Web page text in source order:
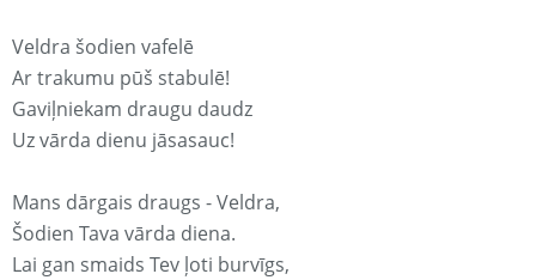
Veldra šodien vafelē
Ar trakumu pūš stabulē!
Gaviļniekam draugu daudz
Uz vārda dienu jāsasauc!
Mans dārgais draugs - Veldra,
Šodien Tava vārda diena.
Lai gan smaids Tev ļoti burvīgs,